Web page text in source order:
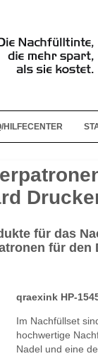
HILFECENTER
für das
für den
qraexink HP-
Im Nachfüllset
hochwertige
Nadel und eine